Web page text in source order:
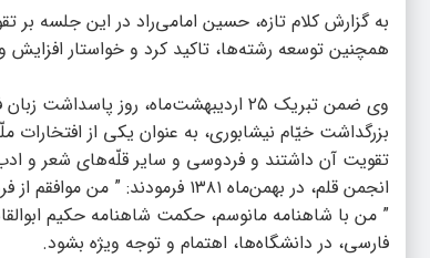
به گزارش کلام تازه، حسین امامی‌راد در این جلسه بر
همچنین توسعه رشته‌ها، تاکید کرد و خواستار
بزرگداشت خیّام نیشابوری، به عنوان یکی از افتخارات
تقویت آن داشتند و فردوسی و سایر قلّه‌های شعر و
” من با شاهنامه مانوسم، حکمت شاهنامه حکیم
فارسی، در دانشگاه‌ها، اهتمام و توجه ویژه بشود.